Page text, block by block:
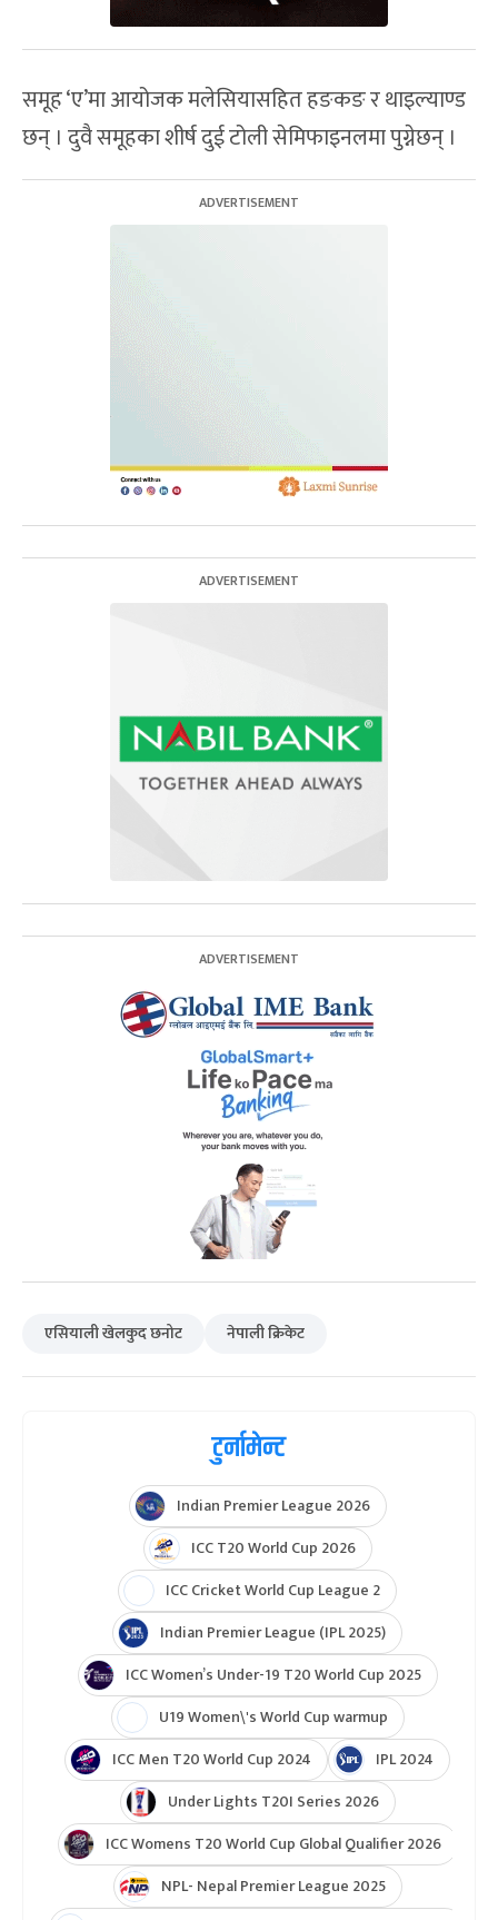
समूह ‘ए’मा आयोजक मलेसियासहित हङकङ र थाइल्याण्ड
छन् । दुवै समूहका शीर्ष दुई टोली सेमिफाइनलमा पुग्नेछन् ।
एसियाली खेलकुद छनोट नेपाली क्रिकेट
टुर्नामेन्ट
Indian Premier League 2026
ICC T20 World Cup 2026
ICC Cricket World Cup League 2
Indian Premier League (IPL 2025)
ICC Women’s Under-19 T20 World Cup 2025
U19 Women\'s World Cup warmup
ICC Men T20 World Cup 2024
IPL 2024
Under Lights T20I Series 2026
ICC Womens T20 World Cup Global Qualifier 2026
NPL- Nepal Premier League 2025